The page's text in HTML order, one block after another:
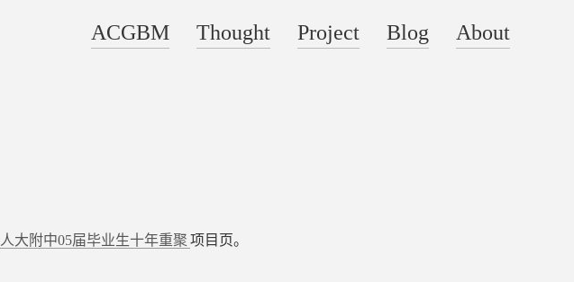
About
Blog
Project
Thought
ACGBM
人大附中05届毕业生十年重聚 项目页。